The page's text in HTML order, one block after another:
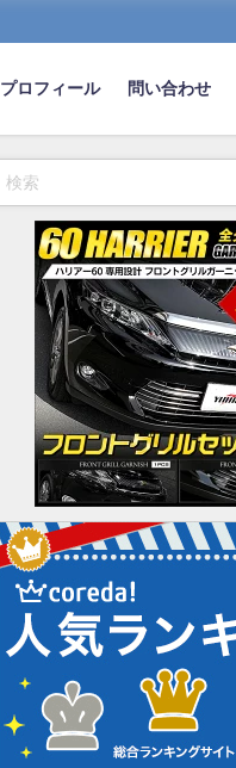
プロフィール 問い合わせ
昔のMAZDAの商用車ってすっげ
ぇ安っぽかったよな
2022-08-15